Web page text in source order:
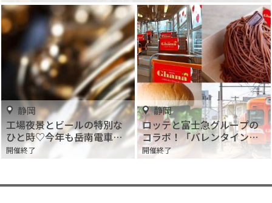
静岡
工場夜景とビールの特別な
ひと時♡今年も岳南電車で
『JAZZ TRAIN2019』が開
催！
開催終了
静岡
ロッテと富士急グループの
コラボ！「バレンタインの
せいにして。 Ghana
VALENTIN」
開催終了